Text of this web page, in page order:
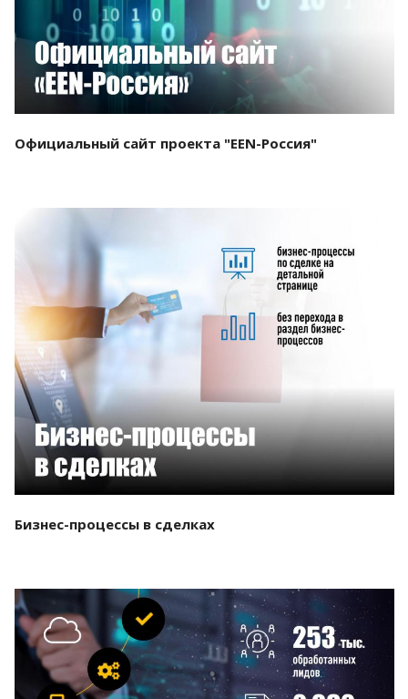
Официальный сайт проекта "EEN-Россия"
Бизнес-процессы в сделках